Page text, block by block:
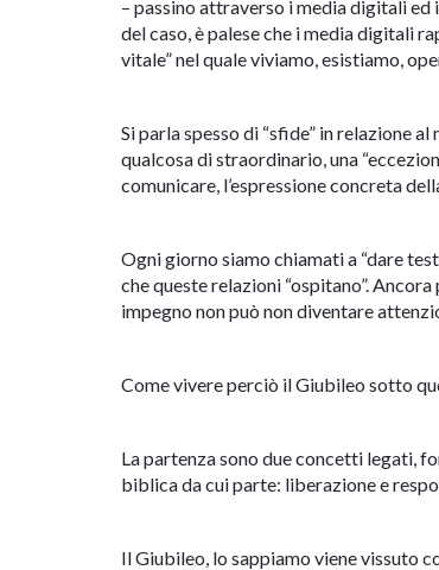
– passino attraverso i media digitali
del caso, è palese che i media digitali
vitale” nel quale viviamo, esistiamo,
Si parla spesso di “sfide” in relazione
qualcosa di straordinario, una
comunicare, l’espressione concreta
Ogni giorno siamo chiamati a “dare
che queste relazioni “ospitano”.
impegno non può non diventare
Come vivere perciò il Giubileo sotto
La partenza sono due concetti legati,
biblica da cui parte: liberazione e
Il Giubileo, lo sappiamo viene vissuto